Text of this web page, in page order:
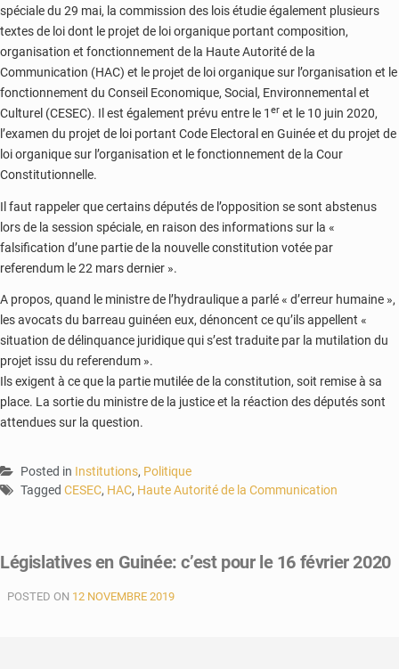
spéciale du 29 mai, la commission des lois étudie également plusieurs
textes de loi dont le projet de loi organique portant composition,
organisation et fonctionnement de la Haute Autorité de la
Communication (HAC) et le projet de loi organique sur l’organisation et le
fonctionnement du Conseil Economique, Social, Environnemental et
Culturel (CESEC). Il est également prévu entre le 1 er et le 10 juin 2020,
l’examen du projet de loi portant Code Electoral en Guinée et du projet de
loi organique sur l’organisation et le fonctionnement de la Cour
Constitutionnelle.
Il faut rappeler que certains députés de l’opposition se sont abstenus
lors de la session spéciale, en raison des informations sur la «
falsification d’une partie de la nouvelle constitution votée par
referendum le 22 mars dernier ».
A propos, quand le ministre de l’hydraulique a parlé « d’erreur humaine »,
les avocats du barreau guinéen eux, dénoncent ce qu’ils appellent «
situation de délinquance juridique qui s’est traduite par la mutilation du
projet issu du referendum ».
Ils exigent à ce que la partie mutilée de la constitution, soit remise à sa
place. La sortie du ministre de la justice et la réaction des députés sont
attendues sur la question.
Posted in Institutions, Politique
Tagged CESEC, HAC, Haute Autorité de la Communication
Législatives en Guinée: c’est pour le 16 février 2020
POSTED ON 12 NOVEMBRE 2019